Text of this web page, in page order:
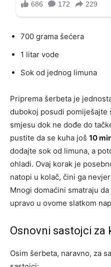
700 grama šećera
1 litar vode
Sok od jednog limuna
Priprema šerbeta je
dubokoj posudi pomiješajte
smjesu dok ne dođe do
pustite da se kuha još 10
dodajte sok od limuna, a
ohladi. Ovaj korak je
natopi u kolač, čini ga
Mnogi domaćini smatraju
upravo u ovome slatkom
Osnovni sastojci za
Osim šerbeta, naravno, za